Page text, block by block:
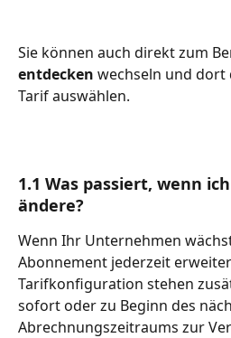
Sie können auch direkt zum
entdecken wechseln und dort
Tarif auswählen.
1.1 Was passiert, wenn
ändere?
Wenn Ihr Unternehmen
Abonnement jederzeit
Tarifkonfiguration stehen
sofort oder zu Beginn des
Abrechnungszeitraums zur